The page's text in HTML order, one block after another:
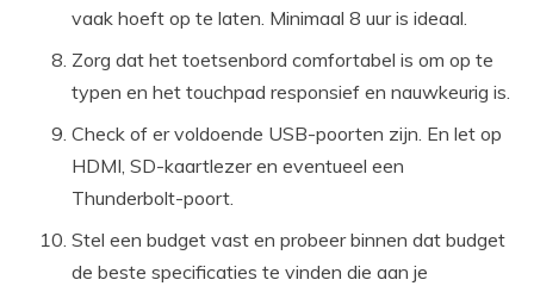
vaak hoeft op te laten. Minimaal 8 uur is ideaal.
Zorg dat het toetsenbord comfortabel is om op te
typen en het touchpad responsief en nauwkeurig is.
Check of er voldoende USB-poorten zijn. En let op
HDMI, SD-kaartlezer en eventueel een
Thunderbolt-poort.
Stel een budget vast en probeer binnen dat budget
de beste specificaties te vinden die aan je